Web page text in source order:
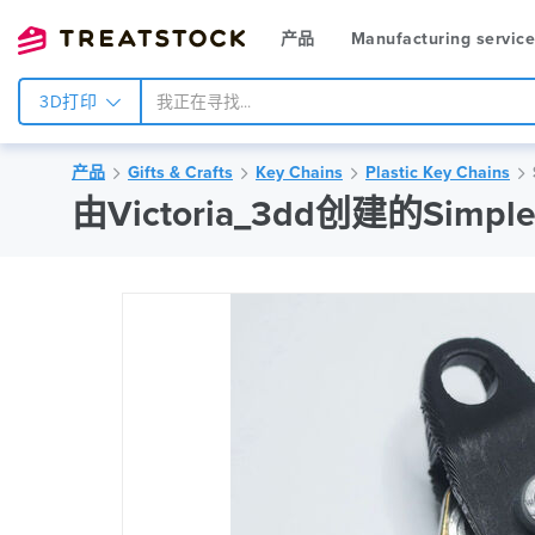
产品 Manufacturing
3D打印
产品 Gifts & Crafts Key Chains Plastic Key Chains
由Victoria_3dd创建的